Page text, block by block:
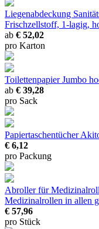
Liegenabdeckung
Frischzellstoff, 1-lagig,
ab € 52,02
pro Karton
Toilettenpapier Jumbo
ab € 39,28
pro Sack
Papiertaschentücher
€ 6,12
pro Packung
Abroller für
Medizinalrollen in allen
€ 57,96
pro Stück